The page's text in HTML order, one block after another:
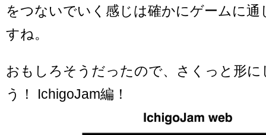
をつないでいく感じは確かにゲームに
すね。
おもしろそうだったので、さくっと形
う！ IchigoJam編！